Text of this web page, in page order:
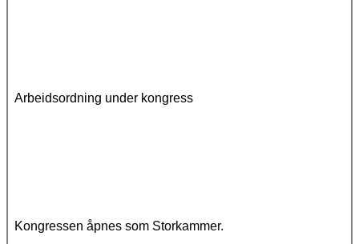
Arbeidsordning under kongress
Kongressen åpnes som Storkammer.